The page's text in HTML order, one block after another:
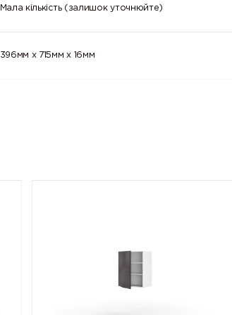
Мала кількість (залишок уточнюйте)
396мм x 715мм x 16мм